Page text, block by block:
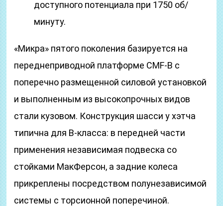
доступного потенциала при 1750 об/
минуту.
«Микра» пятого поколения базируется на
переднеприводной платформе CMF-B с
поперечно размещенной силовой установкой
и выполненным из высокопрочных видов
стали кузовом. Конструкция шасси у хэтча
типична для B-класса: в передней части
применения независимая подвеска со
стойками МакФерсон, а задние колеса
прикреплены посредством полунезависимой
системы с торсионной поперечиной.